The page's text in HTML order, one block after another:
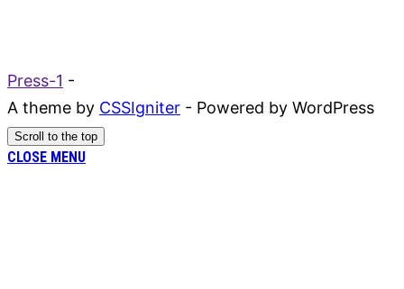
Press-1 -
A theme by CSSIgniter - Powered by WordPress
Scroll to the top
CLOSE MENU